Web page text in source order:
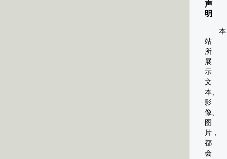
声
明
本
站
所
展
示
文
本、
影
像、
图
片，
都
会